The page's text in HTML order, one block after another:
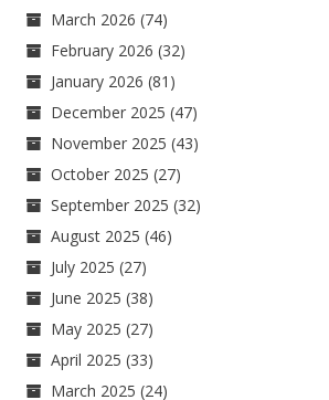
March 2026 (74)
February 2026 (32)
January 2026 (81)
December 2025 (47)
November 2025 (43)
October 2025 (27)
September 2025 (32)
August 2025 (46)
July 2025 (27)
June 2025 (38)
May 2025 (27)
April 2025 (33)
March 2025 (24)